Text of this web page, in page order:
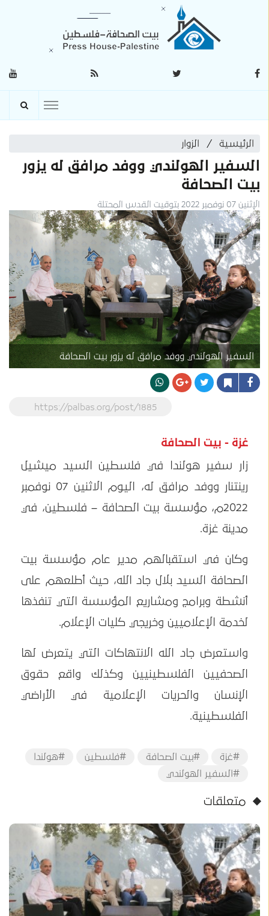
الرئيسية الزوار
السفير الهولندي ووفد مرافق له يزور
بيت الصحافة
الإثنين 07 نوفمبر 2022 بتوقيت القدس المحتلة
السفير الهولندي ووفد مرافق له يزور بيت الصحافة
https://palbas.org/post/1885
غزة - بيت الصحافة
زار سفير هولندا في فلسطين السيد ميشيل
رينتنار ووفد مرافق له، اليوم الاثنين 07 نوفمبر
2022م، مؤسسة بيت الصحافة – فلسطين، في
مدينة غزة.
وكان في استقبالهم مدير عام مؤسسة بيت
الصحافة السيد بلال جاد الله، حيث أطلعهم على
أنشطة وبرامج ومشاريع المؤسسة التي تنفذها
لخدمة الإعلاميين وخريجي كليات الإعلام.
واستعرض جاد الله الانتهاكات التي يتعرض لها
الصحفيين الفلسطينيين وكذلك واقع حقوق
الإنسان والحريات الإعلامية في الأراضي
الفلسطينية.
#غزة #بيت الصحافة #فلسطين
#هولندا
#السفير الهولندي
متعلقات